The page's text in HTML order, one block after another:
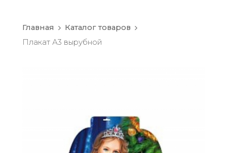
Главная
Каталог товаров
Плакат А3 вырубной